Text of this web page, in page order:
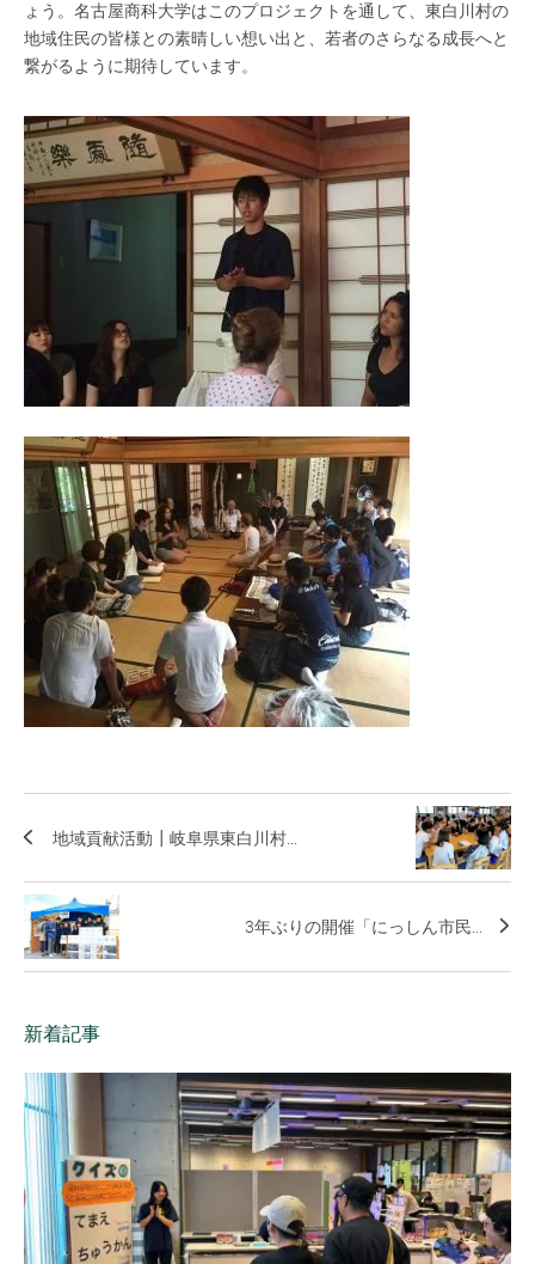
ょう。名古屋商科大学はこのプロジェクトを通して、東白川村の
地域住民の皆様との素晴しい想い出と、若者のさらなる成長へと
繋がるように期待しています。
地域貢献活動┃岐阜県東白川村...
3年ぶりの開催「にっしん市民...
新着記事